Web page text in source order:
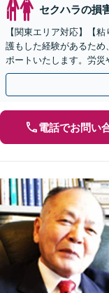
セクハラの損
【関東エリア対応】【
護もした経験があるた
ポートいたします。労
ご相談ください【休日・
電話でお問い